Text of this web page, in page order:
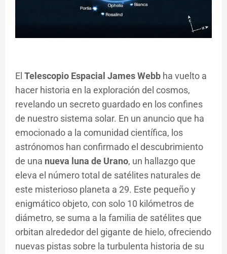
El Telescopio Espacial James Webb ha vuelto a
hacer historia en la exploración del cosmos,
revelando un secreto guardado en los confines
de nuestro sistema solar. En un anuncio que ha
emocionado a la comunidad científica, los
astrónomos han confirmado el descubrimiento
de una nueva luna de Urano, un hallazgo que
eleva el número total de satélites naturales de
este misterioso planeta a 29. Este pequeño y
enigmático objeto, con solo 10 kilómetros de
diámetro, se suma a la familia de satélites que
orbitan alrededor del gigante de hielo, ofreciendo
nuevas pistas sobre la turbulenta historia de su